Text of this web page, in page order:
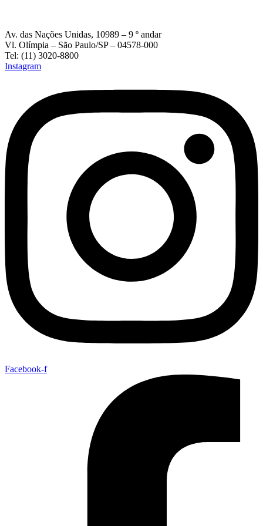
Av. das Nações Unidas, 10989 – 9 º andar
Vl. Olímpia – São Paulo/SP – 04578-000
Tel: (11) 3020-8800
Instagram
Facebook-f